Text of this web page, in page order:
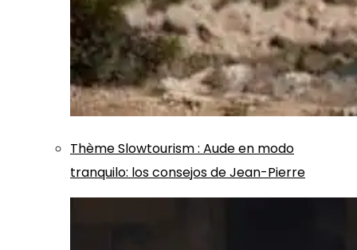
ThèmeSlowtourism: Aude en modo
tranquilo: los consejos de Jean-Pierre